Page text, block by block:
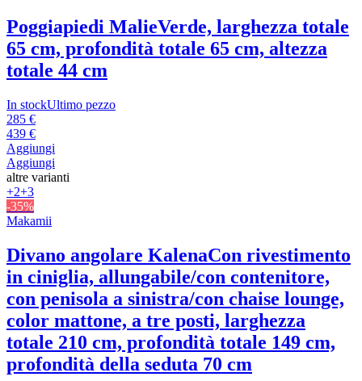
Poggiapiedi MalieVerde, larghezza totale
65 cm, profondità totale 65 cm, altezza
totale 44 cm
In stockUltimo pezzo
285 €
439 €
Aggiungi
Aggiungi
altre varianti
+2+3
-35%
Makamii
Divano angolare KalenaCon rivestimento
in ciniglia, allungabile/con contenitore,
con penisola a sinistra/con chaise lounge,
color mattone, a tre posti, larghezza
totale 210 cm, profondità totale 149 cm,
profondità della seduta 70 cm